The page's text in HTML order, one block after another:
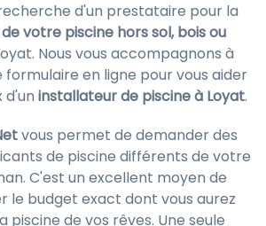
d'un prestataire pour la
votre piscine hors sol, bois ou
Nous vous accompagnons à
en ligne pour vous aider
d'un installateur de piscine à Loyat.
vous permet de demander des
de piscine différents de votre
C'est un excellent moyen de
le budget exact dont vous aurez
piscine de vos rêves. Une seule